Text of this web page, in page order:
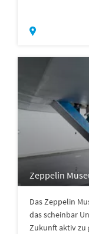
Zeppelin
Das Zeppelin
das scheinbar
Zukunft aktiv zu